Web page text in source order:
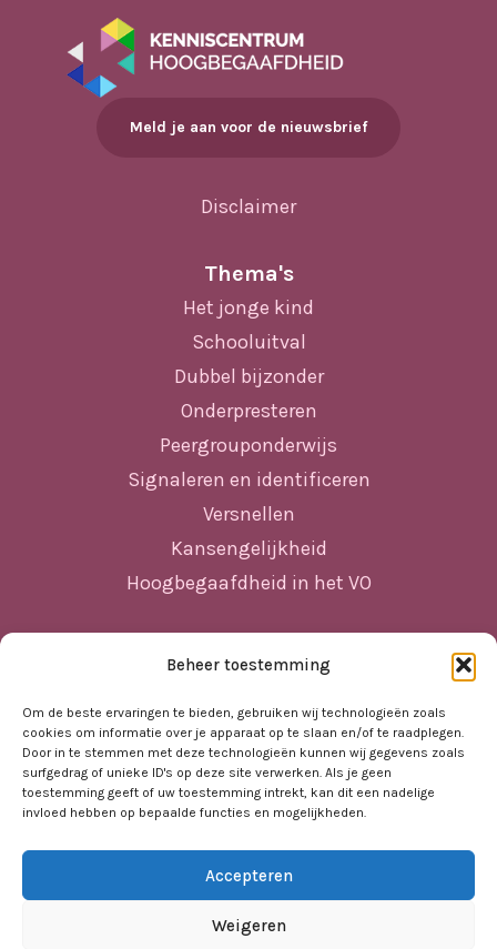
Beheer toestemming
Om de beste ervaringen te bieden, gebruiken wij technologieën zoals
cookies om informatie over je apparaat op te slaan en/of te raadplegen.
Door in te stemmen met deze technologieën kunnen wij gegevens zoals
surfgedrag of unieke ID's op deze site verwerken. Als je geen
toestemming geeft of uw toestemming intrekt, kan dit een nadelige
invloed hebben op bepaalde functies en mogelijkheden.
Accepteren
Weigeren
Meld je aan voor de nieuwsbrief
Disclaimer
Thema's
Het jonge kind
Schooluitval
Dubbel bijzonder
Onderpresteren
Peergrouponderwijs
Signaleren en identificeren
Versnellen
Kansengelijkheid
Hoogbegaafdheid in het VO
Home
Nieuws
Agenda
Kennisbank
Sociale kaart
Over ons
Contact